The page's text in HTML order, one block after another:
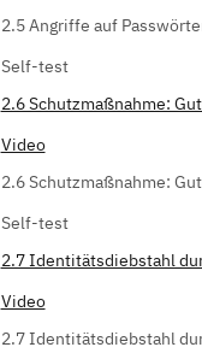
2.5 Angriffe auf
Self-test
2.6 Schutzmaßnahme:
Video
2.6 Schutzmaßnahme:
Self-test
2.7 Identitätsdiebstahl
Video
2.7 Identitätsdiebstahl